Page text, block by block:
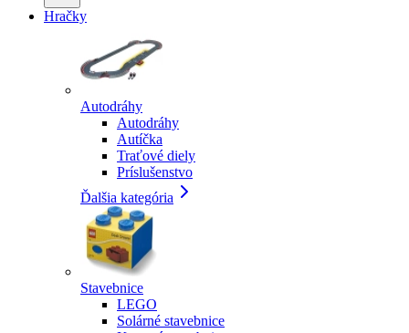
Hračky
Autodráhy
Autodráhy
Autíčka
Traťové diely
Príslušenstvo
Ďalšia kategória
Stavebnice
LEGO
Solárné stavebnice